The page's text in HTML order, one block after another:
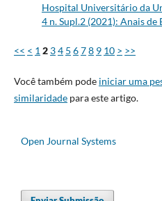
Hospital Universitário da
4 n. Supl.2 (2021): Anais de
<< < 1 2 34 5 678 9 10 > >>
Você também pode iniciar uma
similaridadepara este artigo.
Open Journal Systems